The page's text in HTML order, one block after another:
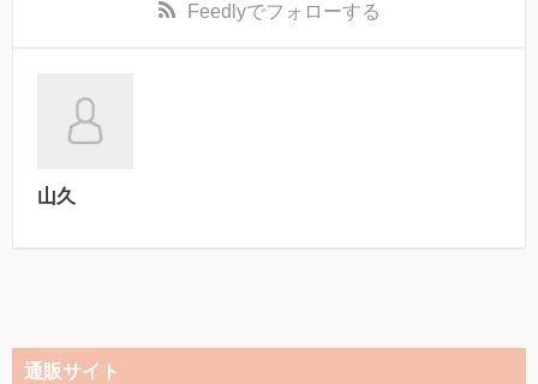
Feedlyでフォローする
山久
通販サイト